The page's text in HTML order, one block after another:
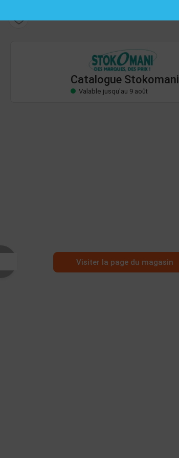
Valable jusqu'au 9 août
Catalogue Stokomani
Valable jusqu'au 9 août
Visiter la page du magasin